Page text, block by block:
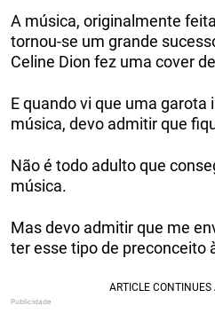
A música, originalmente
tornou-se um grande
Celine Dion fez uma cover
E quando vi que uma garota
música, devo admitir que
Não é todo adulto que
música.
Mas devo admitir que me
ter esse tipo de preconceito